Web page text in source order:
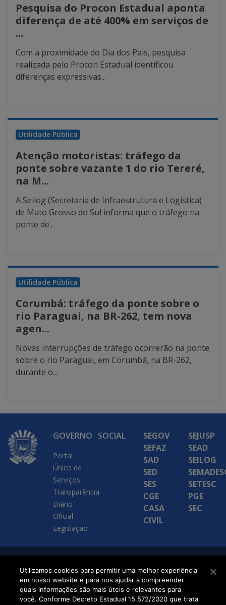
Pesquisa do Procon Estadual aponta
diferença de até 400% em serviços de
...
Com a proximidade do Dia dos Pais, pesquisa
realizada pelo Procon Estadual identificou
diferenças expressivas...
Utilidade Pública
Atenção motoristas: tráfego da
ponte sobre vazante 1 do rio Tereré,
na M...
A Seilog (Secretaria de Infraestrutura e Logística)
de Mato Grosso do Sul informa que o tráfego na
ponte de...
Utilidade Pública
Corumbá: tráfego da ponte sobre o
rio Paraguai, na BR-262, tem nova
agen...
Novas interrupções de tráfego ocorrerão na ponte
sobre o rio Paraguai, em Corumbá, na BR-262,
durante o...
GOVERNO
Portal
Único de
Serviços
Transparência
Diário
Oficial
Legislação
SOCIAL
SEGOV
SEFAZ
SAD
SED
SES
CGE
CASA
CIVIL
SEJUSP
SEAD
SEILOG
SETESC
PGE
SEC
SETDIG | Secretaria-
Executiva de
Transformação Digital
Utilizamos cookies para permitir uma melhor experiência
em nosso website e para nos ajudar a compreender
quais informações são mais úteis e relevantes para
você. Conforme Decreto Estadual 15.572/2020 que trata